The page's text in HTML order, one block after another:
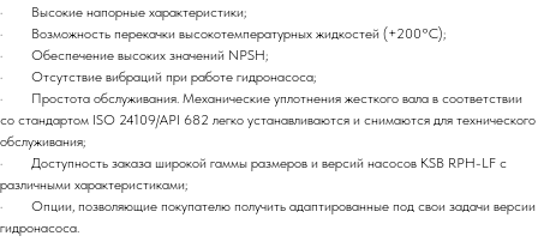
· Высокие напорные характеристики;
· Возможность перекачки высокотемпературных жидкостей (+200°C);
· Обеспечение высоких значений NPSH;
· Отсутствие вибраций при работе гидронасоса;
· Простота обслуживания. Механические уплотнения жесткого вала в соответствии
со стандартом ISO 24109/API 682 легко устанавливаются и снимаются для технического
обслуживания;
· Доступность заказа широкой гаммы размеров и версий насосов KSB RPH-LF с
различными характеристиками;
· Опции, позволяющие покупателю получить адаптированные под свои задачи версии
гидронасоса.